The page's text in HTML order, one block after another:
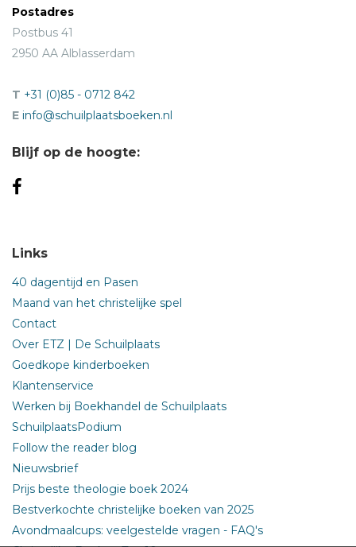
Postadres
Postbus 41
2950 AA Alblasserdam
T +31 (0)85 - 0712 842
E info@schuilplaatsboeken.nl
Blijf op de hoogte:
Links
40 dagentijd en Pasen
Maand van het christelijke spel
Contact
Over ETZ | De Schuilplaats
Goedkope kinderboeken
Klantenservice
Werken bij Boekhandel de Schuilplaats
SchuilplaatsPodium
Follow the reader blog
Nieuwsbrief
Prijs beste theologie boek 2024
Bestverkochte christelijke boeken van 2025
Avondmaalcups: veelgestelde vragen - FAQ's